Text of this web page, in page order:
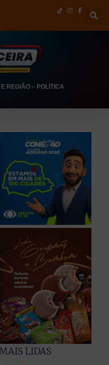
REGIÃO– POLÍTICA
LIDAS